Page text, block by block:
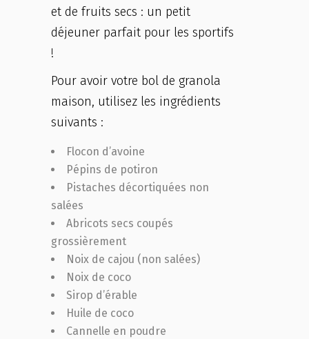
et de fruits secs : un petit
déjeuner parfait pour les sportifs
!
Pour avoir votre bol de granola
maison, utilisez les ingrédients
suivants :
Flocon d’avoine
Pépins de potiron
Pistaches décortiquées non
salées
Abricots secs coupés
grossièrement
Noix de cajou (non salées)
Noix de coco
Sirop d’érable
Huile de coco
Cannelle en poudre